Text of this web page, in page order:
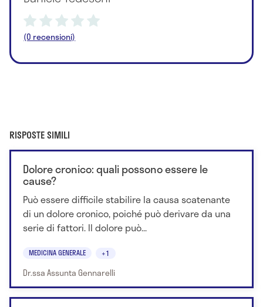
(0 recensioni)
RISPOSTE SIMILI
Dolore cronico: quali possono essere le
cause?
Può essere difficile stabilire la causa scatenante
di un dolore cronico, poiché può derivare da una
serie di fattori. Il dolore può...
MEDICINA GENERALE +1
Dr.ssa Assunta Gennarelli